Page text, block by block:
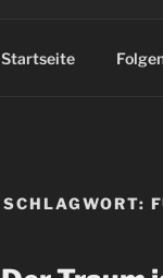
Startseite
SCHLAGWORT: